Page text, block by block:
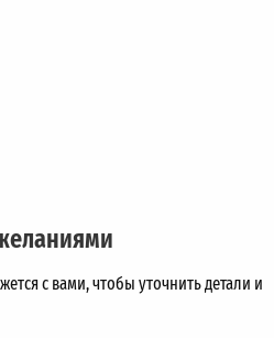
с вами, чтобы уточнить детали и